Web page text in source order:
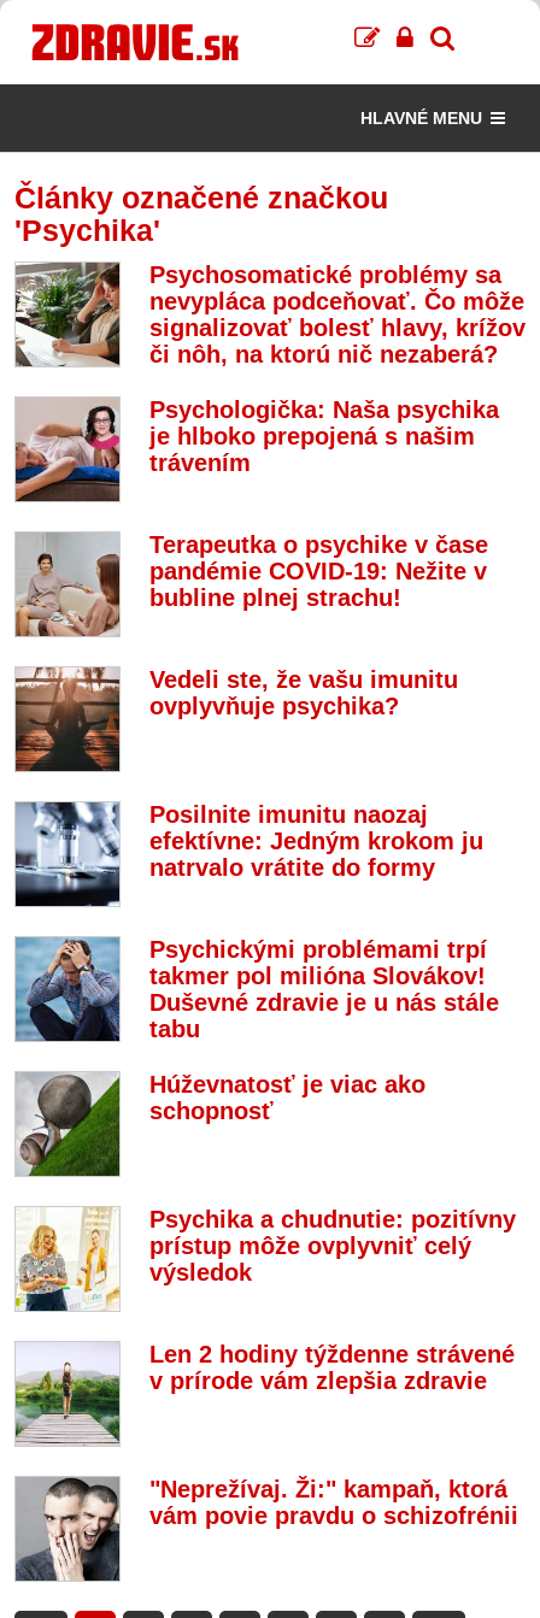
HLAVNÉ MENU
Články označené značkou
'Psychika'
Psychosomatické problémy sa
nevypláca podceňovať. Čo môže
signalizovať bolesť hlavy, krížov
či nôh, na ktorú nič nezaberá?
Psychologička: Naša psychika
je hlboko prepojená s našim
trávením
Terapeutka o psychike v čase
pandémie COVID-19: Nežite v
bubline plnej strachu!
Vedeli ste, že vašu imunitu
ovplyvňuje psychika?
Posilnite imunitu naozaj
efektívne: Jedným krokom ju
natrvalo vrátite do formy
Psychickými problémami trpí
takmer pol milióna Slovákov!
Duševné zdravie je u nás stále
tabu
Húževnatosť je viac ako
schopnosť
Psychika a chudnutie: pozitívny
prístup môže ovplyvniť celý
výsledok
Len 2 hodiny týždenne strávené
v prírode vám zlepšia zdravie
"Neprežívaj. Ži:" kampaň, ktorá
vám povie pravdu o schizofrénii